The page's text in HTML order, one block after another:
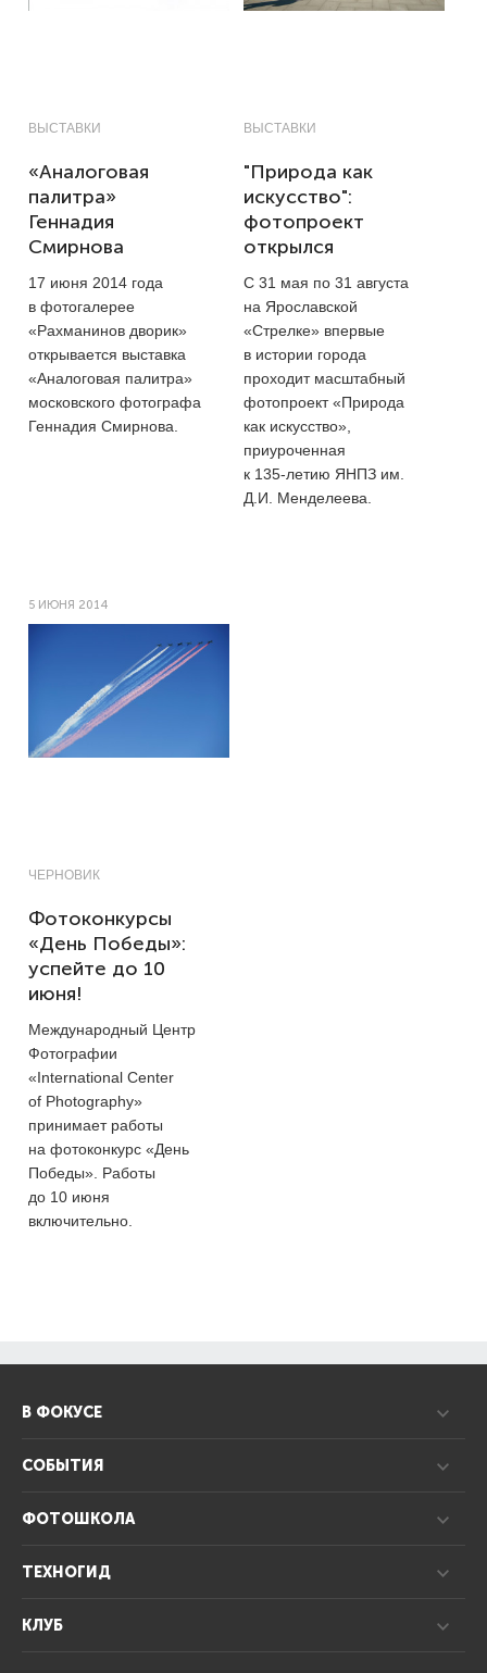
ВЫСТАВКИ
«Аналоговая
палитра»
Геннадия
Смирнова
17 июня 2014 года
в фотогалерее
«Рахманинов дворик»
открывается выставка
«Аналоговая палитра»
московского фотографа
Геннадия Смирнова.
ВЫСТАВКИ
"Природа как
искусство":
фотопроект
открылся
С 31 мая по 31 августа
на Ярославской
«Стрелке» впервые
в истории города
проходит масштабный
фотопроект «Природа
как искусство»,
приуроченная
к 135-летию ЯНПЗ им.
Д.И. Менделеева.
5 ИЮНЯ 2014
ЧЕРНОВИК
Фотоконкурсы
«День Победы»:
успейте до 10
июня!
Международный Центр
Фотографии
«International Center
of Photography»
принимает работы
на фотоконкурс «День
Победы». Работы
до 10 июня
включительно.
В ФОКУСЕ
СОБЫТИЯ
ФОТОШКОЛА
ТЕХНОГИД
КЛУБ